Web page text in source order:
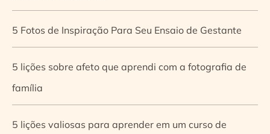
5 Fotos de Inspiração Para Seu Ensaio de Gestante
5 lições sobre afeto que aprendi com a fotografia de
família
5 lições valiosas para aprender em um curso de